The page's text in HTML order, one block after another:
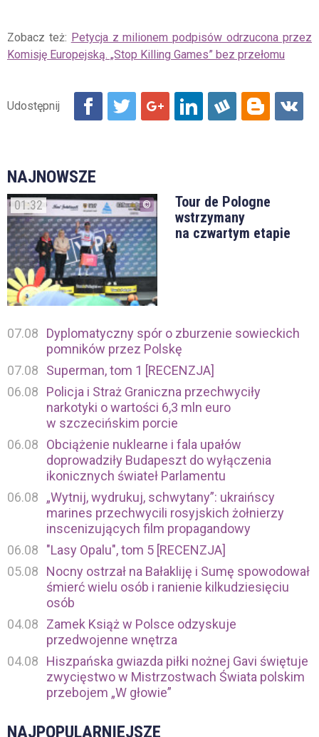
Zobacz też: Petycja z milionem podpisów odrzucona przez
Komisję Europejską. „Stop Killing Games” bez przełomu
NAJNOWSZE
01:32
Tour de Pologne
wstrzymany
na czwartym etapie
07.08
Dyplomatyczny spór o zburzenie sowieckich
pomników przez Polskę
07.08
Superman, tom 1 [RECENZJA]
06.08
Policja i Straż Graniczna przechwyciły
narkotyki o wartości 6,3 mln euro
w szczecińskim porcie
06.08
Obciążenie nuklearne i fala upałów
doprowadziły Budapeszt do wyłączenia
ikonicznych świateł Parlamentu
06.08
„Wytnij, wydrukuj, schwytany”: ukraińscy
marines przechwycili rosyjskich żołnierzy
inscenizujących film propagandowy
06.08
"Lasy Opalu", tom 5 [RECENZJA]
05.08
Nocny ostrzał na Bałakliję i Sumę spowodował
śmierć wielu osób i ranienie kilkudziesięciu
osób
04.08
Zamek Książ w Polsce odzyskuje
przedwojenne wnętrza
04.08
Hiszpańska gwiazda piłki nożnej Gavi świętuje
zwycięstwo w Mistrzostwach Świata polskim
przebojem „W głowie”
NAJPOPULARNIEJSZE